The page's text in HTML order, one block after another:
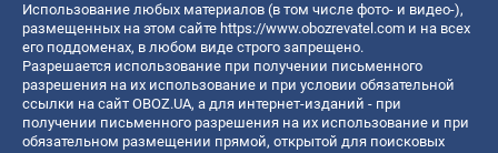
Использование любых материалов (в том числе фото- и видео-),
размещенных на этом сайте https://www.obozrevatel.com и на всех
его поддоменах, в любом виде строго запрещено.
Разрешается использование при получении письменного
разрешения на их использование и при условии обязательной
ссылки на сайт OBOZ.UA, а для интернет-изданий - при
получении письменного разрешения на их использование и при
обязательном размещении прямой, открытой для поисковых